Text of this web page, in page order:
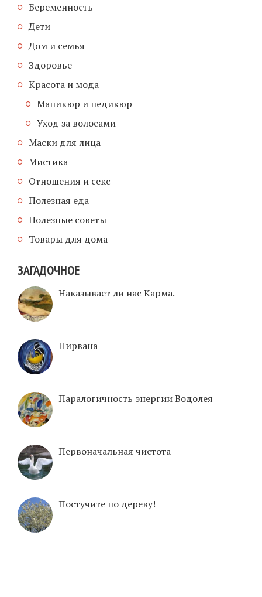
Беременность
Дети
Дом и семья
Здоровье
Красота и мода
Маникюр и педикюр
Уход за волосами
Маски для лица
Мистика
Отношения и секс
Полезная еда
Полезные советы
Товары для дома
ЗАГАДОЧНОЕ
Наказывает ли нас Карма.
Нирвана
Паралогичность энергии Водолея
Первоначальная чистота
Постучите по дереву!